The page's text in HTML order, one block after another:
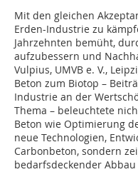
Mit den gleichen
Erden-Industrie zu
Jahrzehnten bemüht,
aufzubessern und
Vulpius, UMVB e. V.,
Beton zum Biotop –
Industrie an der
Thema – beleuchtete
Beton wie Optimierung
neue Technologien,
Carbonbeton, sondern
bedarfsdeckender